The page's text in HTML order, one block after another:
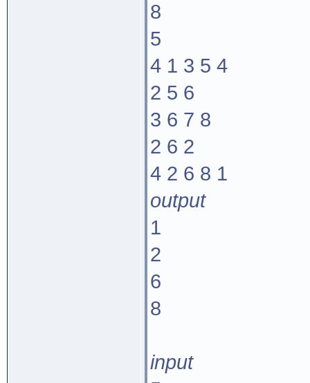
8
5
4 1 3 5 4
2 5 6
3 6 7 8
2 6 2
4 2 6 8 1
output
1
2
6
8
input